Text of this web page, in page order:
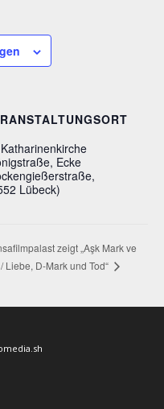
Ecke
Lübeck)
zeigt „Aşk Mark ve
Liebe, D-Mark und Tod“